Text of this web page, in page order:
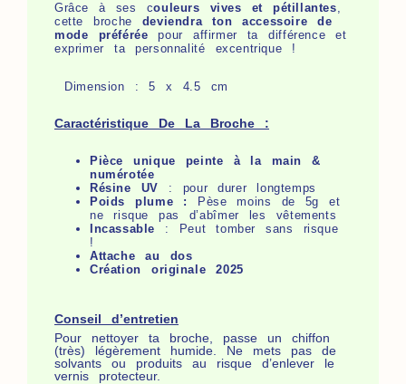
Grâce à ses couleurs vives et pétillantes,
cette broche deviendra ton accessoire de
mode préférée pour affirmer ta différence et
exprimer ta personnalité excentrique !
Dimension : 5 x 4.5 cm
Caractéristique De La Broche :
Pièce unique peinte à la main &
numérotée
Résine UV : pour durer longtemps
Poids plume :
Pèse moins de 5g et
ne risque pas d’abîmer les vêtements
Incassable : Peut tomber sans risque
!
Attache au dos
Création originale 2025
Conseil d’entretien
Pour nettoyer ta broche, passe un chiffon
(très) légèrement humide. Ne mets pas de
solvants ou produits au risque d’enlever le
vernis protecteur.